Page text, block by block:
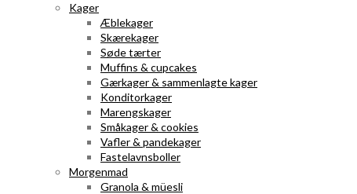
Kager
Æblekager
Skærekager
Søde tærter
Muffins & cupcakes
Gærkager & sammenlagte kager
Konditorkager
Marengskager
Småkager & cookies
Vafler & pandekager
Fastelavnsboller
Morgenmad
Granola & müesli